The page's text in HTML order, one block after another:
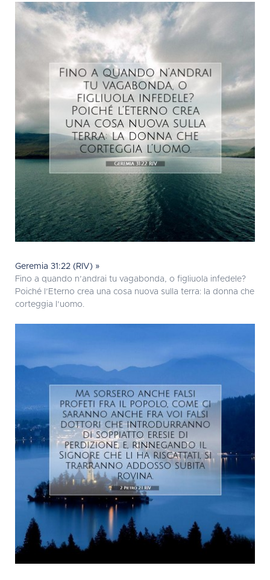
Geremia 31:22 (RIV) »
Fino a quando n’andrai tu vagabonda, o figliuola infedele?
Poiché l’Eterno crea una cosa nuova sulla terra: la donna che
corteggia l’uomo.